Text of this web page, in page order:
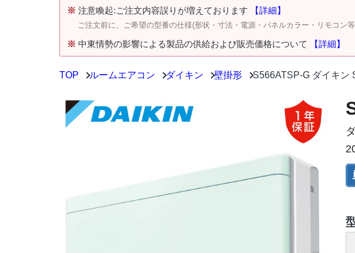
※ 注意喚起:ご注文内容誤りが増えております 【詳細】
ご注文前に、ご希望の型番の仕様(形状・寸法・電源・パネルカラー・リモコン
※ 中東情勢の影響による製品の供給および販売価格について 【詳細】
TOP ルームエアコン ダイキン 壁掛形 S566ATSP-G ダイキン